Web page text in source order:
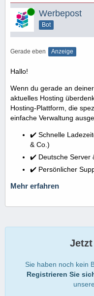
Online Werbepost
Bot
Gerade eben Anzeige
Hallo!
Wenn du gerade an
aktuelles Hosting
Hosting-Plattform, die
einfache Verwaltung
✔️ Schnelle
& Co.)
✔️ Deutsche Server
✔️ Persönlicher
Mehr erfahren
Sie haben noch kein
Registrieren Sie